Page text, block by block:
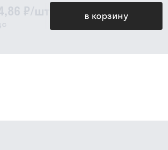
₽/шт в корзину